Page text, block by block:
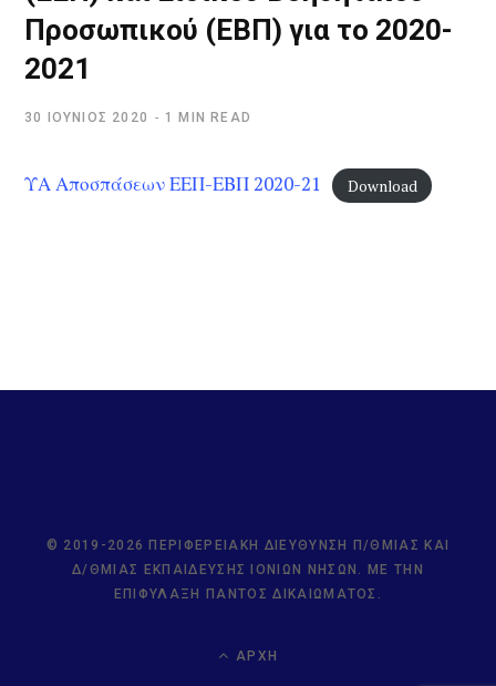
Προσωπικού (ΕΒΠ) για το 2020-
2021
30 ΙΟΎΝΙΟΣ 2020 1 MIN READ
ΥΑ Αποσπάσεων ΕΕΠ-ΕΒΠ 2020-21 Download
© 2019-2026 ΠΕΡΙΦΕΡΕΙΑΚΉ ΔΙΕΎΘΥΝΣΗ Π/ΘΜΙΑΣ ΚΑΙ
Δ/ΘΜΙΑΣ ΕΚΠΑΊΔΕΥΣΗΣ ΙΟΝΊΩΝ ΝΉΣΩΝ. ΜΕ ΤΗΝ
ΕΠΙΦΎΛΑΞΗ ΠΑΝΤΌΣ ΔΙΚΑΙΏΜΑΤΟΣ.
ΑΡΧΉ